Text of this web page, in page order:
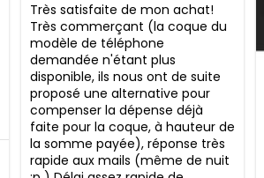
Très satisfaite de mon achat!
Très commerçant (la coque du
modèle de téléphone
demandée n'étant plus
disponible, ils nous ont de suite
proposé une alternative pour
compenser la dépense déjà
faite pour la coque, à hauteur de
la somme payée), réponse très
rapide aux mails (même de nuit